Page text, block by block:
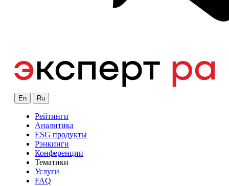
En Ru
Рейтинги
Аналитика
ESG продукты
Рэнкинги
Конференции
Тематики
Услуги
FAQ